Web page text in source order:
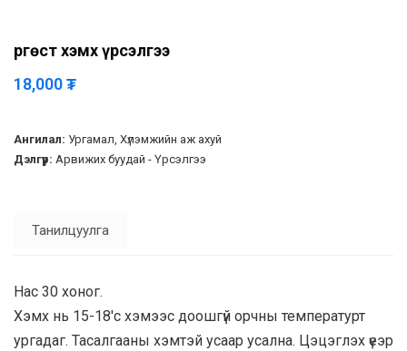
Өргөст хэмх үрсэлгээ
18,000₮
Ангилал: Ургамал, Хүлэмжийн аж ахуй
Дэлгүүр: Арвижих буудай - Үрсэлгээ
Танилцуулга
Нас 30 хоног.
Хэмх нь 15-18'с хэмээс доошгүй орчны температурт
ургадаг. Тасалгааны хэмтэй усаар усална. Цэцэглэх үеэр